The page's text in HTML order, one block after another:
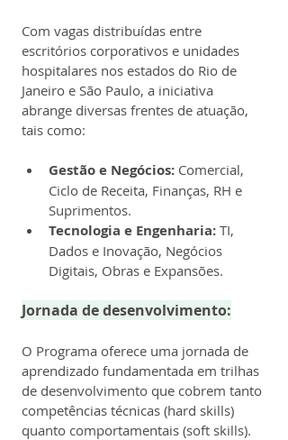
Com vagas distribuídas entre
escritórios corporativos e unidades
hospitalares nos estados do Rio de
Janeiro e São Paulo, a iniciativa
abrange diversas frentes de atuação,
tais como:
Gestão e Negócios: Comercial,
Ciclo de Receita, Finanças, RH e
Suprimentos.
Tecnologia e Engenharia: TI,
Dados e Inovação, Negócios
Digitais, Obras e Expansões.
Jornada de desenvolvimento:
O Programa oferece uma jornada de
aprendizado fundamentada em trilhas
de desenvolvimento que cobrem tanto
competências técnicas (hard skills)
quanto comportamentais (soft skills).